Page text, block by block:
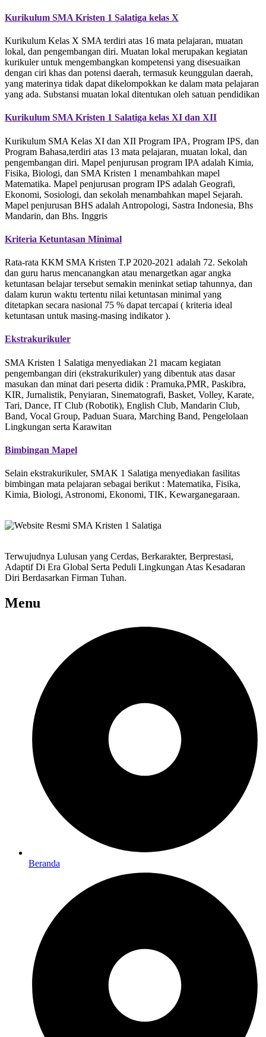
Kurikulum SMA Kristen 1 Salatiga kelas X
Kurikulum Kelas X SMA terdiri atas 16 mata pelajaran, muatan
lokal, dan pengembangan diri. Muatan lokal merupakan kegiatan
kurikuler untuk mengembangkan kompetensi yang disesuaikan
dengan ciri khas dan potensi daerah, termasuk keunggulan daerah,
yang materinya tidak dapat dikelompokkan ke dalam mata pelajaran
yang ada. Substansi muatan lokal ditentukan oleh satuan pendidikan
Kurikulum SMA Kristen 1 Salatiga kelas XI dan XII
Kurikulum SMA Kelas XI dan XII Program IPA, Program IPS, dan
Program Bahasa,terdiri atas 13 mata pelajaran, muatan lokal, dan
pengembangan diri. Mapel penjurusan program IPA adalah Kimia,
Fisika, Biologi, dan SMA Kristen 1 menambahkan mapel
Matematika. Mapel penjurusan program IPS adalah Geografi,
Ekonomi, Sosiologi, dan sekolah menambahkan mapel Sejarah.
Mapel penjurusan BHS adalah Antropologi, Sastra Indonesia, Bhs
Mandarin, dan Bhs. Inggris
Kriteria Ketuntasan Minimal
Rata-rata KKM SMA Kristen T.P 2020-2021 adalah 72. Sekolah
dan guru harus mencanangkan atau menargetkan agar angka
ketuntasan belajar tersebut semakin meninkat setiap tahunnya, dan
dalam kurun waktu tertentu nilai ketuntasan minimal yang
ditetapkan secara nasional 75 % dapat tercapai ( kriteria ideal
ketuntasan untuk masing-masing indikator ).
Ekstrakurikuler
SMA Kristen 1 Salatiga menyediakan 21 macam kegiatan
pengembangan diri (ekstrakurikuler) yang dibentuk atas dasar
masukan dan minat dari peserta didik : Pramuka,PMR, Paskibra,
KIR, Jurnalistik, Penyiaran, Sinematografi, Basket, Volley, Karate,
Tari, Dance, IT Club (Robotik), English Club, Mandarin Club,
Band, Vocal Group, Paduan Suara, Marching Band, Pengelolaan
Lingkungan serta Karawitan
Bimbingan Mapel
Selain ekstrakurikuler, SMAK 1 Salatiga menyediakan fasilitas
bimbingan mata pelajaran sebagai berikut : Matematika, Fisika,
Kimia, Biologi, Astronomi, Ekonomi, TIK, Kewarganegaraan.
Terwujudnya Lulusan yang Cerdas, Berkarakter, Berprestasi,
Adaptif Di Era Global Serta Peduli Lingkungan Atas Kesadaran
Diri Berdasarkan Firman Tuhan.
Menu
Beranda